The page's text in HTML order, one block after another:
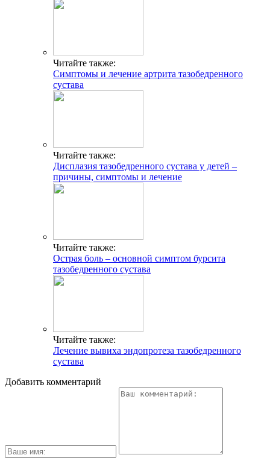
Читайте также:
Cимптомы и лечение артрита тазобедренного
сустава
Читайте также:
Дисплазия тазобедренного сустава у детей –
причины, симптомы и лечение
Читайте также:
Острая боль – основной симптом бурсита
тазобедренного сустава
Читайте также:
Лечение вывиха эндопротеза тазобедренного
сустава
Добавить комментарий